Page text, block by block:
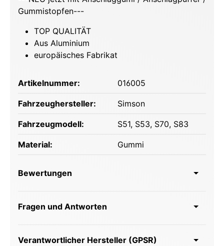
Gummistopfen---
TOP QUALITÄT
Aus Aluminium
europäisches Fabrikat
Artikelnummer: 016005
Fahrzeughersteller: Simson
Fahrzeugmodell: S51, S53, S70, S83
Material: Gummi
Bewertungen
Fragen und Antworten
Verantwortlicher Hersteller (GPSR)